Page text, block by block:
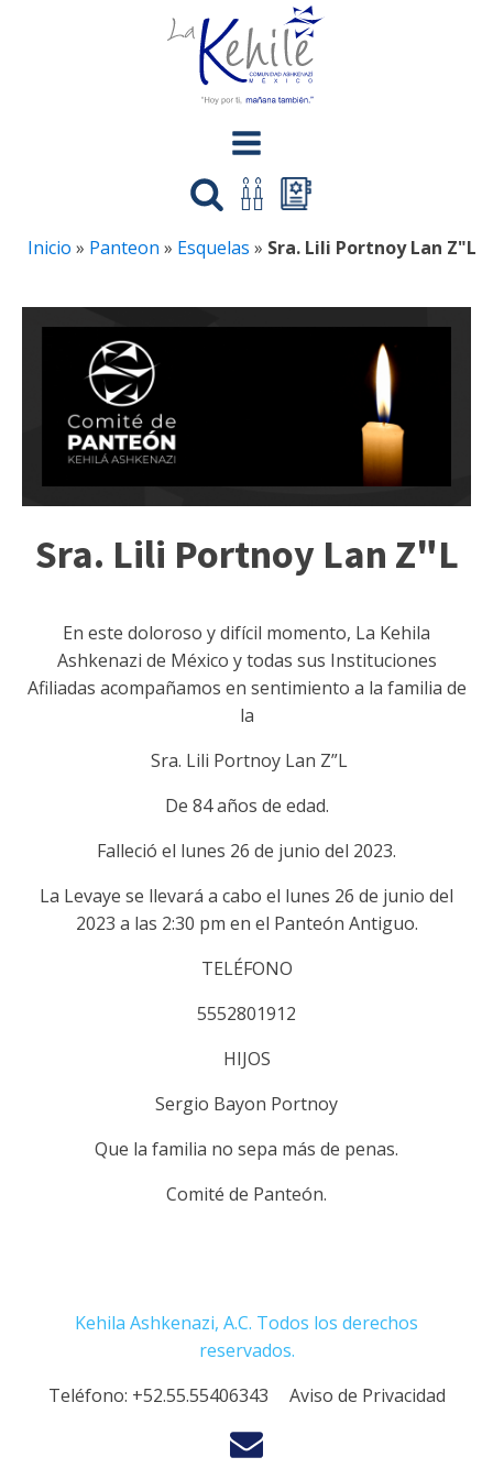
Inicio » Panteon » Esquelas » Sra. Lili Portnoy Lan Z"L
Sra. Lili Portnoy Lan Z"L
En este doloroso y difícil momento, La Kehila
Ashkenazi de México y todas sus Instituciones
Afiliadas acompañamos en sentimiento a la familia de
la
Sra. Lili Portnoy Lan Z”L
De 84 años de edad.
Falleció el lunes 26 de junio del 2023.
La Levaye se llevará a cabo el lunes 26 de junio del
2023 a las 2:30 pm en el Panteón Antiguo.
TELÉFONO
5552801912
HIJOS
Sergio Bayon Portnoy
Que la familia no sepa más de penas.
Comité de Panteón.
Kehila Ashkenazi, A.C. Todos los derechos
reservados.
Teléfono: +52.55.55406343 Aviso de Privacidad